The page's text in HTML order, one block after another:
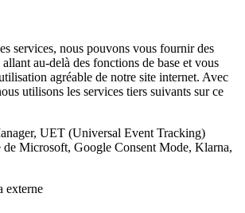
services, nous pouvons vous fournir des
au-delà des fonctions de base et vous
agréable de notre site internet. Avec
utilisons les services tiers suivants sur ce
UET (Universal Event Tracking)
de Microsoft, Google Consent Mode, Klarna,
externe